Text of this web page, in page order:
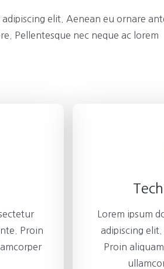
elit. Aenean eu ornare
Pellentesque nec neque ac lorem
Proin
Lorem ipsum
adipiscing
Proin